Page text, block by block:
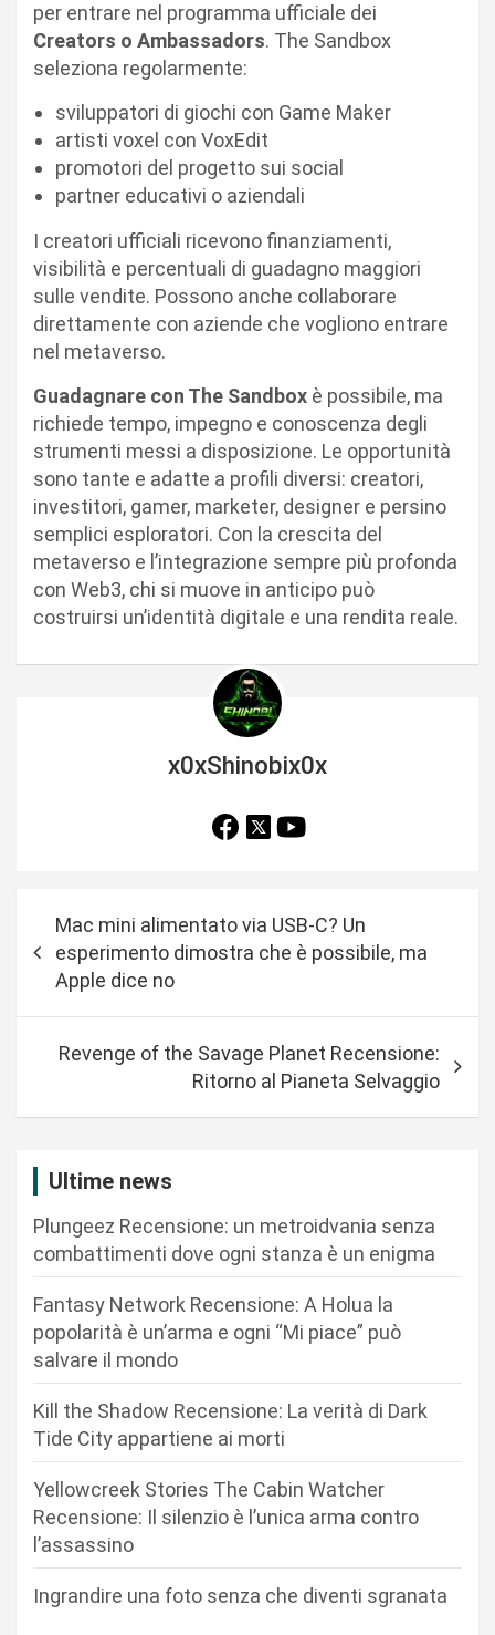
per entrare nel programma ufficiale dei
Creators o Ambassadors. The Sandbox
seleziona regolarmente:
sviluppatori di giochi con Game Maker
artisti voxel con VoxEdit
promotori del progetto sui social
partner educativi o aziendali
I creatori ufficiali ricevono finanziamenti,
visibilità e percentuali di guadagno maggiori
sulle vendite. Possono anche collaborare
direttamente con aziende che vogliono entrare
nel metaverso.
Guadagnare con The Sandbox è possibile, ma
richiede tempo, impegno e conoscenza degli
strumenti messi a disposizione. Le opportunità
sono tante e adatte a profili diversi: creatori,
investitori, gamer, marketer, designer e persino
semplici esploratori. Con la crescita del
metaverso e l’integrazione sempre più profonda
con Web3, chi si muove in anticipo può
costruirsi un’identità digitale e una rendita reale.
x0xShinobix0x
i
z
Mac mini alimentato via USB-C? Un
esperimento dimostra che è possibile, ma
Apple dice no
Revenge of the Savage Planet Recensione:
Ritorno al Pianeta Selvaggio
Ultime news
Plungeez Recensione: un metroidvania senza
combattimenti dove ogni stanza è un enigma
Fantasy Network Recensione: A Holua la
popolarità è un’arma e ogni “Mi piace” può
salvare il mondo
Kill the Shadow Recensione: La verità di Dark
Tide City appartiene ai morti
Yellowcreek Stories The Cabin Watcher
Recensione: Il silenzio è l’unica arma contro
l’assassino
Ingrandire una foto senza che diventi sgranata